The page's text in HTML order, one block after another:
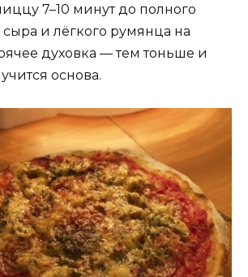
7–10 минут до полного
и лёгкого румянца на
духовка — тем тоньше и
основа.